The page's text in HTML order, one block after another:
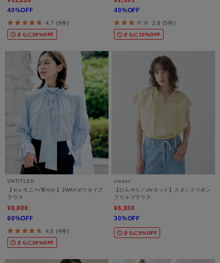
40%OFF
4.7 (9件)
さらに20%OFF
40%OFF
2.8 (5件)
さらに10%OFF
UNTITLED
【セレモニー/華やか】2WAYボウタイブ
ラウス
¥8,800
60%OFF
4.5 (4件)
さらに20%OFF
cloenc
【ひんやり／UVカット】スタンドリボン
フリルブラウス
¥6,930
30%OFF
さらに5%OFF